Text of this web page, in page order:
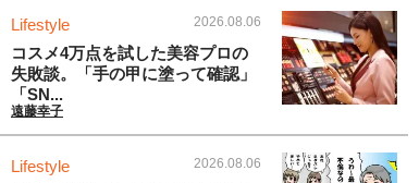
Lifestyle 2026.08.06
コスメ4万点を試した美容プロの
失敗談。「手の甲に塗って確認」
「SN...
遠藤幸子
Lifestyle 2026.08.06